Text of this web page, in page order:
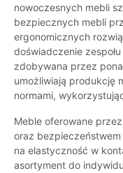
nowoczesnych mebli
bezpiecznych mebli
ergonomicznych
doświadczenie
zdobywana przez
umożliwiają produkcję
normami,
Meble oferowane
oraz bezpieczeństwem
na elastyczność w
asortyment do